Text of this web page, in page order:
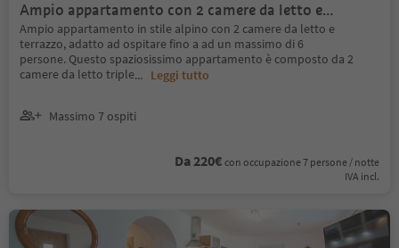
Ampio appartamento con 2 camere da letto e
terrazzo
Ampio appartamento in stile alpino con 2 camere da letto e
terrazzo, adatto ad ospitare fino a ad un massimo di 6
persone. Questo spaziosissimo appartamento è composto da 2
camere da letto triple... Leggi tutto
Massimo 7 ospiti
Da 220€ con occupazione 7 persone / notte
IVA incl.